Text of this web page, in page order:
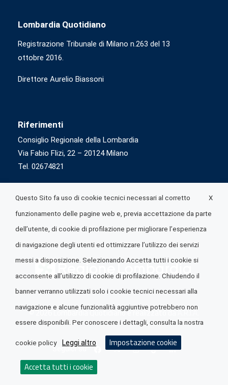
Lombardia Quotidiano
Registrazione Tribunale di Milano n.263 del 13
ottobre 2016.
Direttore Aurelio Biassoni
Riferimenti
Consiglio Regionale della Lombardia
Via Fabio Flizi, 22 – 20124 Milano
Tel. 02674821
© 2026 Lombardia Quotidiano è realizzato daA.R.I.A.
Seguici su
X
Questo Sito fa uso di cookie tecnici necessari al corretto
funzionamento delle pagine web e, previa accettazione da parte
dell’utente, di cookie di profilazione per migliorare l’esperienza
di navigazione degli utenti ed ottimizzare l’utilizzo dei servizi
messi a disposizione. Selezionando Accetta tutti i cookie si
acconsente all’utilizzo di cookie di profilazione. Chiudendo il
banner verranno utilizzati solo i cookie tecnici necessari alla
navigazione e alcune funzionalità aggiuntive potrebbero non
essere disponibili. Per conoscere i dettagli, consulta la nostra
cookie policy Leggi altro Impostazione cookie
Accetta tutti i cookie